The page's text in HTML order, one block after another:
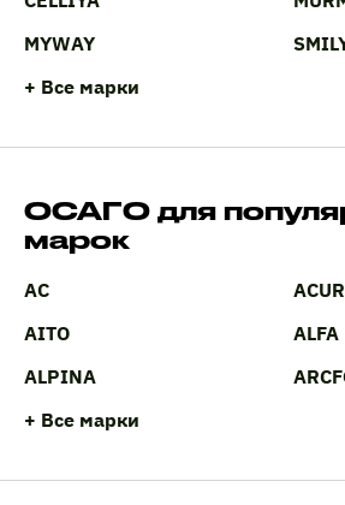
MYWAY
+ Все марки
ОСАГО для
марок
AC
AITO
ALFA
ALPINA
+ Все марки